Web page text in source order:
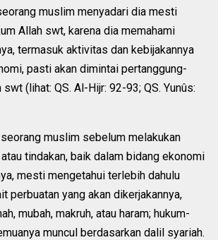
muslim menyadari dia mesti
Allah swt, karena dia memahami
termasuk aktivitas dan kebijakannya
pasti akan dimintai pertanggung-
(lihat: QS. Al-Hijr: 92-93; QS. Yunûs:
muslim sebelum melakukan
tindakan, baik dalam bidang ekonomi
mesti mengetahui terlebih dahulu
perbuatan yang akan dikerjakannya,
mubah, makruh, atau haram; hukum-
muncul berdasarkan dalil syariah.